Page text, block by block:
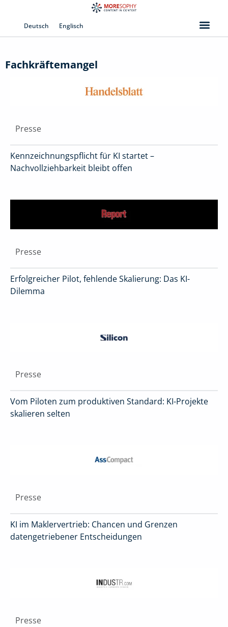
Deutsch Englisch
Fachkräftemangel
Presse
Kennzeichnungspflicht für KI startet –
Nachvollziehbarkeit bleibt offen
Presse
Erfolgreicher Pilot, fehlende Skalierung: Das KI-
Dilemma
Presse
Vom Piloten zum produktiven Standard: KI-Projekte
skalieren selten
Presse
KI im Maklervertrieb: Chancen und Grenzen
datengetriebener Entscheidungen
Presse